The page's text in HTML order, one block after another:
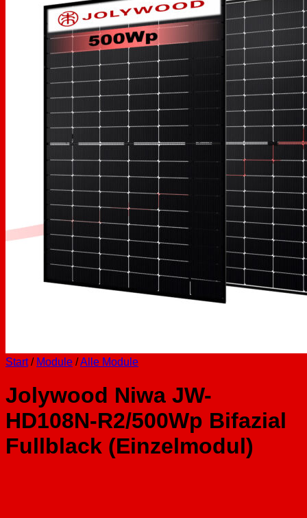
Start / Module /Alle Module
Jolywood Niwa JW-
HD108N-R2/500Wp Bifazial
Fullblack (Einzelmodul)